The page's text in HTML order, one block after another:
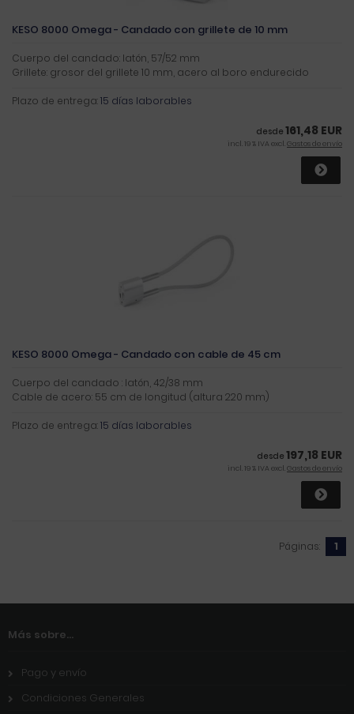
KESO 8000 Omega - Candado con grillete de 10 mm
Cuerpo del candado: latón, 57/52 mm
Grillete: grosor del grillete 10 mm, acero al boro endurecido
Plazo de entrega:15 días laborables
desde 161,48 EUR
incl. 19 % IVA excl.Gastos de envío
KESO 8000 Omega - Candado con cable de 45 cm
Cuerpo del candado : latón, 42/38 mm
Cable de acero: 55 cm de longitud (altura 220 mm)
Plazo de entrega:15 días laborables
desde 197,18 EUR
incl. 19 % IVA excl.Gastos de envío
Páginas: 1
Más sobre...
Pago y envío
Condiciones Generales